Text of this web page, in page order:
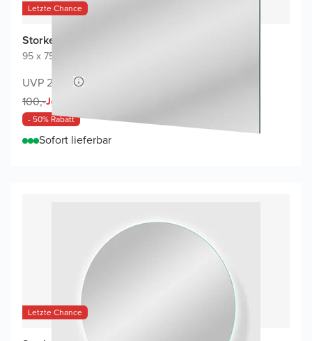
Letzte Chance
Storke Soto Badspiegel
95 x 75 cm
UVP 200,-
100,-Jetzt
- 50% Rabatt
Sofort lieferbar
Letzte Chance